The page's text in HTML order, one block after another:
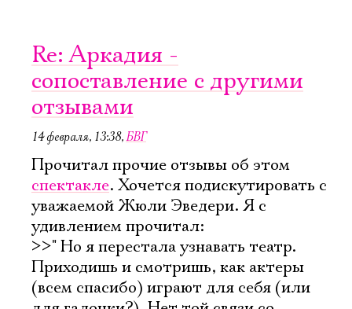
Re: Аркадия -
сопоставление с другими
отзывами
14 февраля, 13:38,БВГ
Прочитал прочие отзывы об этом
спектакле. Хочется подискутировать с
уважаемой Жюли Эведери. Я с
удивлением прочитал:
>>" Но я перестала узнавать театр.
Приходишь и смотришь, как актеры
(всем спасибо) играют для себя (или